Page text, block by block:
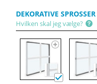
DEKORATIVE SPROSSER
Hvilken skal jeg vælge?